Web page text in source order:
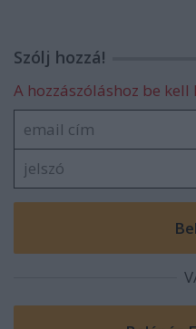
Szólj hozzá!
A hozzászóláshoz be kell